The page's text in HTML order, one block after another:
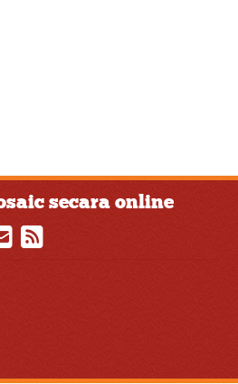
secara online